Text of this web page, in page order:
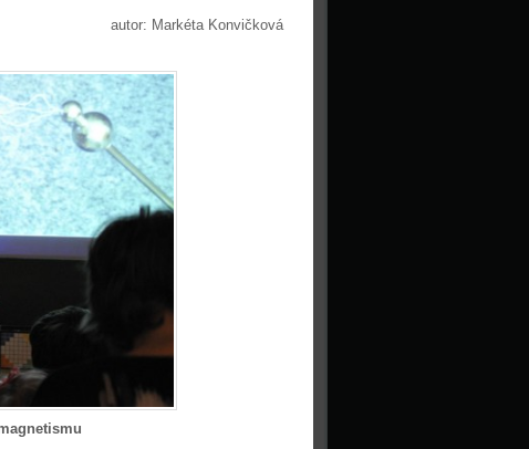
autor: Markéta Konvičková